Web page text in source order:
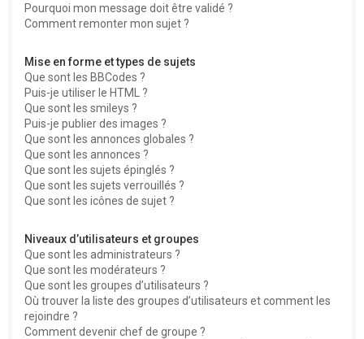
Pourquoi mon message doit être validé ?
Comment remonter mon sujet ?
Mise en forme et types de sujets
Que sont les BBCodes ?
Puis-je utiliser le HTML ?
Que sont les smileys ?
Puis-je publier des images ?
Que sont les annonces globales ?
Que sont les annonces ?
Que sont les sujets épinglés ?
Que sont les sujets verrouillés ?
Que sont les icônes de sujet ?
Niveaux d’utilisateurs et groupes
Que sont les administrateurs ?
Que sont les modérateurs ?
Que sont les groupes d’utilisateurs ?
Où trouver la liste des groupes d’utilisateurs et comment les
rejoindre ?
Comment devenir chef de groupe ?